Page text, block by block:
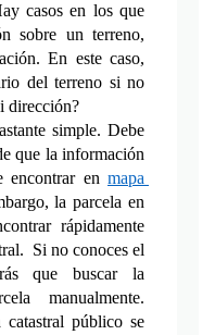
casos en los que
sobre un terreno,
En este caso,
del terreno si no
dirección?
simple. Debe
que la información
encontrar en mapa
la parcela en
rápidamente
Si no conoces el
que buscar la
manualmente.
catastral público se